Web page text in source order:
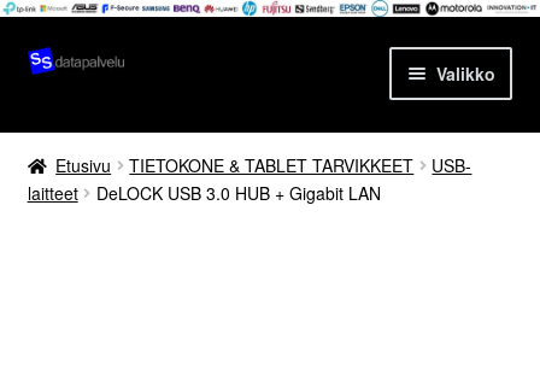
Siirry
Siirry
Valikko
Etusivu
Tuotteet
Etusivu TIETOKONE & TABLET TARVIKKEET
USB-
laitteet
DeLOCK USB 3.0 HUB + Gigabit LAN